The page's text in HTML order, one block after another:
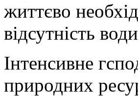
життєво
відсутність
Інтенсивне
природних